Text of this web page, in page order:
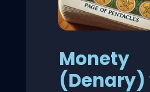
Monety
(Denary)